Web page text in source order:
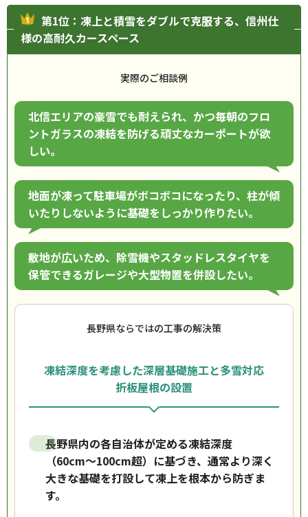
第1位：凍上と積雪をダブルで克服する、信州仕
様の高耐久カースペース
実際のご相談例
北信エリアの豪雪でも耐えられ、かつ毎朝のフロ
ントガラスの凍結を防げる頑丈なカーポートが欲
しい。
地面が凍って駐車場がボコボコになったり、柱が傾
いたりしないように基礎をしっかり作りたい。
敷地が広いため、除雪機やスタッドレスタイヤを
保管できるガレージや大型物置を併設したい。
長野県ならではの工事の解決策
凍結深度を考慮した深層基礎施工と多雪対応
折板屋根の設置
長野県内の各自治体が定める凍結深度
（60cm〜100cm超）に基づき、通常より深く
大きな基礎を打設して凍上を根本から防ぎま
す。